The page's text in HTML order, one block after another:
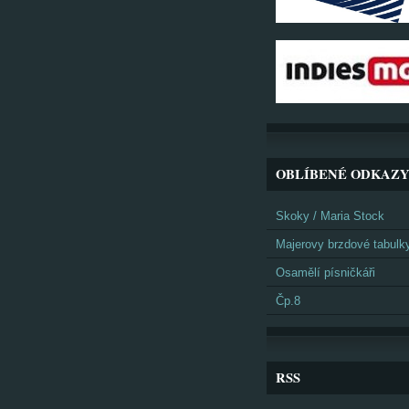
OBLÍBENÉ ODKAZY
Skoky / Maria Stock
Majerovy brzdové
Osamělí písničkáři
Čp.8
RSS